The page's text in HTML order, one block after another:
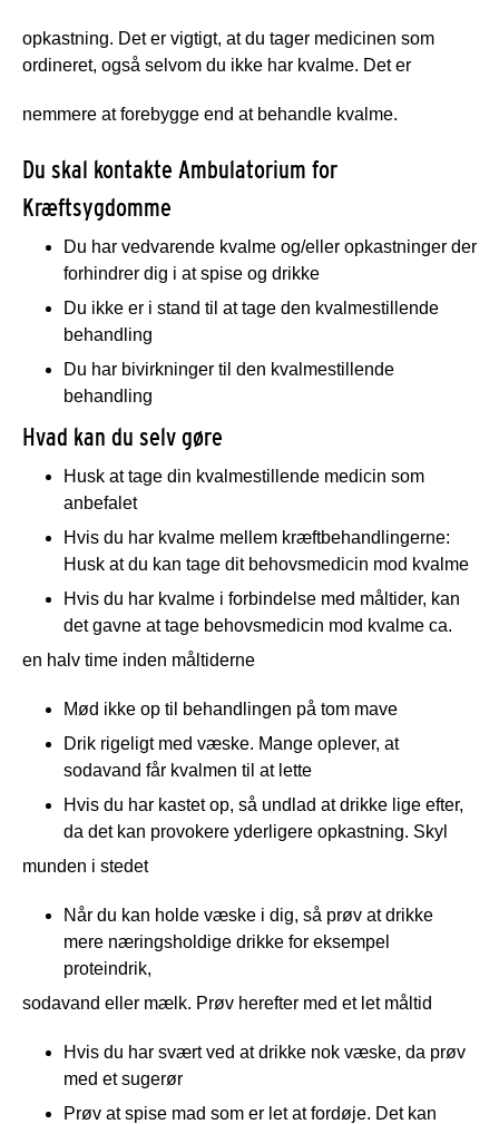
opkastning. Det er vigtigt, at du tager medicinen som
ordineret, også selvom du ikke har kvalme. Det er
nemmere at forebygge end at behandle kvalme.
Du skal kontakte Ambulatorium for
Kræftsygdomme
Du har vedvarende kvalme og/eller opkastninger der
forhindrer dig i at spise og drikke
Du ikke er i stand til at tage den kvalmestillende
behandling
Du har bivirkninger til den kvalmestillende
behandling
Hvad kan du selv gøre
Husk at tage din kvalmestillende medicin som
anbefalet
Hvis du har kvalme mellem kræftbehandlingerne:
Husk at du kan tage dit behovsmedicin mod kvalme
Hvis du har kvalme i forbindelse med måltider, kan
det gavne at tage behovsmedicin mod kvalme ca.
en halv time inden måltiderne
Mød ikke op til behandlingen på tom mave
Drik rigeligt med væske. Mange oplever, at
sodavand får kvalmen til at lette
Hvis du har kastet op, så undlad at drikke lige efter,
da det kan provokere yderligere opkastning. Skyl
munden i stedet
Når du kan holde væske i dig, så prøv at drikke
mere næringsholdige drikke for eksempel
proteindrik,
sodavand eller mælk. Prøv herefter med et let måltid
Hvis du har svært ved at drikke nok væske, da prøv
med et sugerør
Prøv at spise mad som er let at fordøje. Det kan